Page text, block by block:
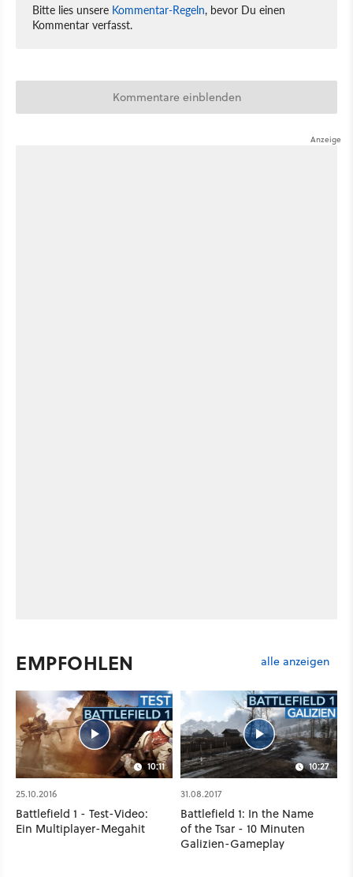
Bitte lies unsere Kommentar-Regeln, bevor Du einen
Kommentar verfasst.
Kommentare einblenden
EMPFOHLEN alle anzeigen
10:11
25.10.2016
Battlefield 1 - Test-Video:
Ein Multiplayer-Megahit
10:27
31.08.2017
Battlefield 1: In the Name
of the Tsar - 10 Minuten
Galizien-Gameplay